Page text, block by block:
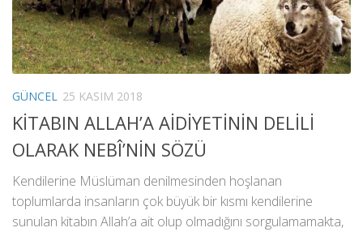
GÜNCEL 25 KASIM 2018
KİTABIN ALLAH’A AİDİYETİNİN DELİLİ
OLARAK NEBÎ’NİN SÖZÜ
Kendilerine Müslüman denilmesinden hoşlanan
toplumlarda insanların çok büyük bir kısmı kendilerine
sunulan kitabın Allah’a ait olup olmadığını sorgulamamakta,